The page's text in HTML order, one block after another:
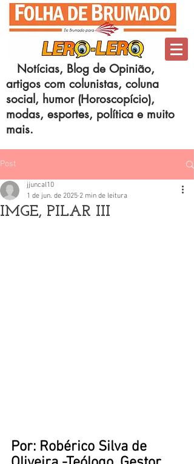
Notícias, Blog de Opinião,
artigos com colunistas, coluna
social, humor (Horoscopício),
modas, esportes, política e muito
mais.
Post
IMGE, PILAR III
jjuncal10
1 de jun. de 2025 2 min de leitura
Por: Robérico Silva de